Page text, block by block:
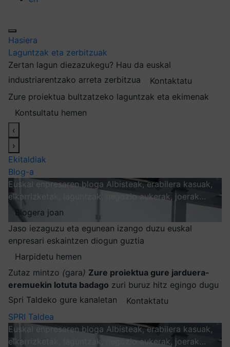
Hasiera
Laguntzak eta zerbitzuak
Zertan lagun diezazukegu? Hau da euskal
industriarentzako arreta zerbitzua
Kontaktatu
Zure proiektua bultzatzeko laguntzak eta ekimenak
Kontsultatu hemen
‹
›
Ekitaldiak
Blog-a
Euskal enpresaren bloga Albisteak, erabilera kasuak,
elkarrizketak, laguntzak, negozio aukerak, joerak…
Blogera joan
Jaso iezaguzu eta egunean izango duzu euskal
enpresari eskaintzen diogun guztia
Harpidetu hemen
Zutaz mintzo (gara) Zure proiektua gure jarduera-
eremuekin lotuta badago zuri buruz hitz egingo dugu
Spri Taldeko gure kanaletan
Kontaktatu
SPRI Taldea
Euskal enpresaren bloga Albisteak, erabilera kasuak,
elkarrizketak, laguntzak, negozio aukerak, joerak…